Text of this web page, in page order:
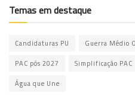
Temas em destaque
Candidaturas PU Guerra Médio
PAC pós 2027 Simplificação PAC
Água que Une